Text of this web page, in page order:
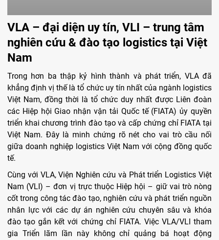
VLA – đại diện uy tín, VLI – trung tâm
nghiên cứu & đào tạo logistics tại Việt
Nam
Trong hơn ba thập kỷ hình thành và phát triển, VLA đã
khẳng định vị thế là tổ chức uy tín nhất của ngành logistics
Việt Nam, đồng thời là tổ chức duy nhất được Liên đoàn
các Hiệp hội Giao nhận vận tải Quốc tế (FIATA) ủy quyền
triển khai chương trình đào tạo và cấp chứng chỉ FIATA tại
Việt Nam. Đây là minh chứng rõ nét cho vai trò cầu nối
giữa doanh nghiệp logistics Việt Nam với cộng đồng quốc
tế.
Cùng với VLA, Viện Nghiên cứu và Phát triển Logistics Việt
Nam (VLI) – đơn vị trực thuộc Hiệp hội – giữ vai trò nòng
cốt trong công tác đào tạo, nghiên cứu và phát triển nguồn
nhân lực với các dự án nghiên cứu chuyên sâu và khóa
đào tạo gắn kết với chứng chỉ FIATA. Việc VLA/VLI tham
gia Triển lãm lần này không chỉ quảng bá hoạt động